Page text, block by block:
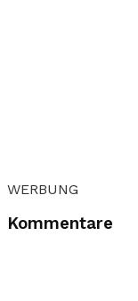
WERBUNG
Kommentare